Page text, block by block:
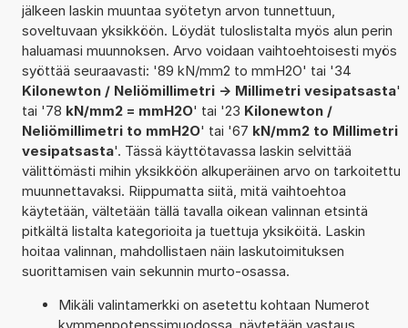
jälkeen laskin muuntaa syötetyn arvon tunnettuun,
soveltuvaan yksikköön. Löydät tuloslistalta myös alun perin
haluamasi muunnoksen. Arvo voidaan vaihtoehtoisesti myös
syöttää seuraavasti: '89 kN/mm2 to mmH2O' tai '34
Kilonewton / Neliömillimetri -> Millimetri vesipatsasta'
tai '78 kN/mm2 = mmH2O' tai '23 Kilonewton /
Neliömillimetri to mmH2O' tai '67 kN/mm2 to Millimetri
vesipatsasta'. Tässä käyttötavassa laskin selvittää
välittömästi mihin yksikköön alkuperäinen arvo on tarkoitettu
muunnettavaksi. Riippumatta siitä, mitä vaihtoehtoa
käytetään, vältetään tällä tavalla oikean valinnan etsintä
pitkältä listalta kategorioita ja tuettuja yksiköitä. Laskin
hoitaa valinnan, mahdollistaen näin laskutoimituksen
suorittamisen vain sekunnin murto-osassa.
Mikäli valintamerkki on asetettu kohtaan Numerot
kymmenpotenssimuodossa, näytetään vastaus